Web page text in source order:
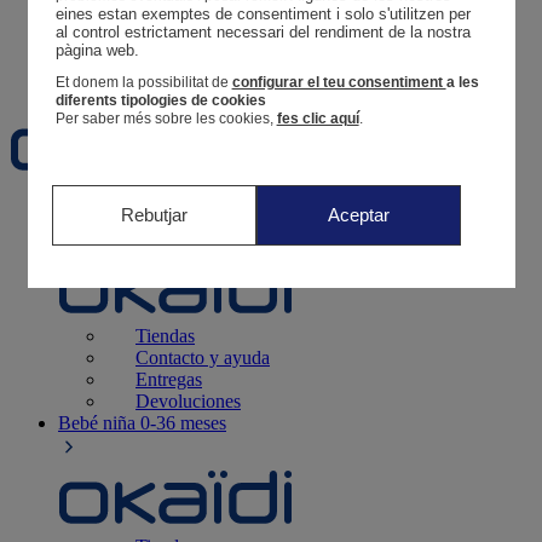
Tus pedidos
Cesta
Favoritos
Recién nacido0-12 meses
Tiendas
Contacto y ayuda
Entregas
Devoluciones
Bebé niña 0-36 meses
eines estan exemptes de consentiment i solo s'utilitzen per
al control estrictament necessari del rendiment de la nostra
pàgina web.
Et donem la possibilitat de configurar el teu consentiment a les
diferents tipologies de cookies
Per saber més sobre les cookies, fes clic aquí.
Rebutjar Aceptar